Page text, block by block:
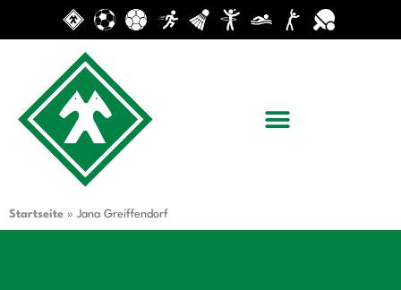
Startseite » Jana Greiffendorf